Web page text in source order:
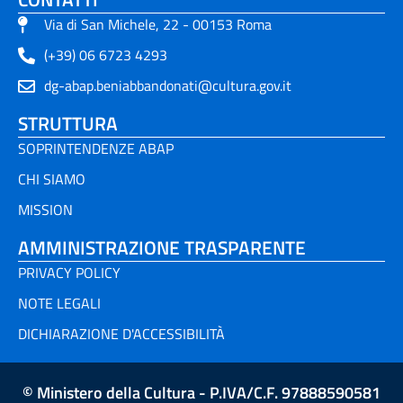
Via di San Michele, 22 - 00153 Roma
(+39) 06 6723 4293
dg-abap.beniabbandonati@cultura.gov.it
STRUTTURA
SOPRINTENDENZE ABAP
CHI SIAMO
MISSION
AMMINISTRAZIONE TRASPARENTE
PRIVACY POLICY
NOTE LEGALI
DICHIARAZIONE D'ACCESSIBILITÀ
© Ministero della Cultura - P.IVA/C.F. 97888590581